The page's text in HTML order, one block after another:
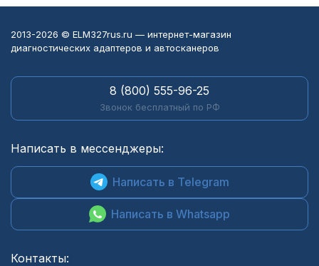
2013-2026 © ELM327rus.ru — интернет-магазин
диагностических адаптеров и автосканеров
8 (800) 555-96-25
Звонок бесплатный по РФ
Написать в мессенджеры:
Написать в Telegram
Написать в Whatsapp
Контакты: